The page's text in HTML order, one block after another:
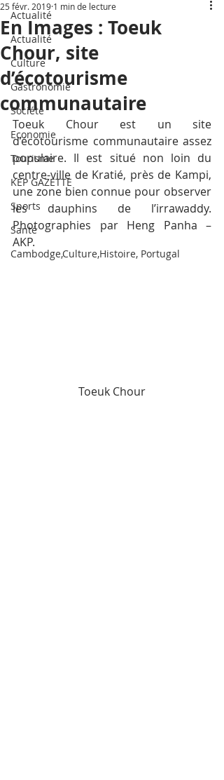
Actualité
Actualité
Culture
Gastronomie
Société
Economie
Tourisme
KEP GAZETTE
Sports
Santé
Cambodge,Culture,Histoire, Portugal
En Images : Toeuk
Chour, site
d’écotourisme
communautaire
25 févr. 2019 1 min de lecture
Toeuk Chour est un site
d’écotourisme communautaire assez
populaire. Il est situé non loin du
centre-ville de Kratié, près de Kampi,
une zone bien connue pour observer
les dauphins de l’irrawaddy.
Photographies par Heng Panha –
AKP.
Toeuk Chour